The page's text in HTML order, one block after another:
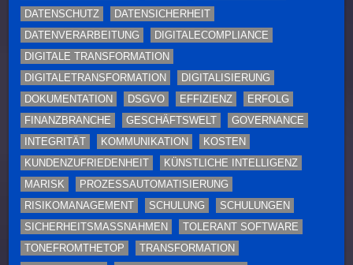
DATENSCHUTZ
DATENSICHERHEIT
DATENVERARBEITUNG
DIGITALECOMPLIANCE
DIGITALE TRANSFORMATION
DIGITALETRANSFORMATION
DIGITALISIERUNG
DOKUMENTATION
DSGVO EFFIZIENZ
ERFOLG
FINANZBRANCHE
GESCHÄFTSWELT
GOVERNANCE
INTEGRITÄT
KOMMUNIKATION
KOSTEN
KUNDENZUFRIEDENHEIT
KÜNSTLICHE INTELLIGENZ
MARISK
PROZESSAUTOMATISIERUNG
RISIKOMANAGEMENT
SCHULUNG
SCHULUNGEN
SICHERHEITSMASSNAHMEN
TOLERANT SOFTWARE
TONEFROMTHETOP
TRANSFORMATION